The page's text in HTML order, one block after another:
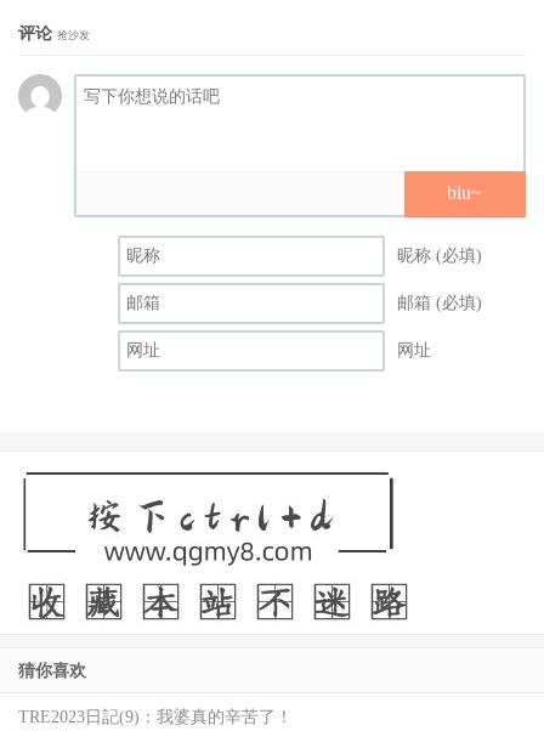
务所也会敞开双臂欢迎她：
评论 抢沙发
biu~
昵称 (必填)
邮箱 (必填)
网址
猜你喜欢
TRE2023日記(9)：我婆真的辛苦了！